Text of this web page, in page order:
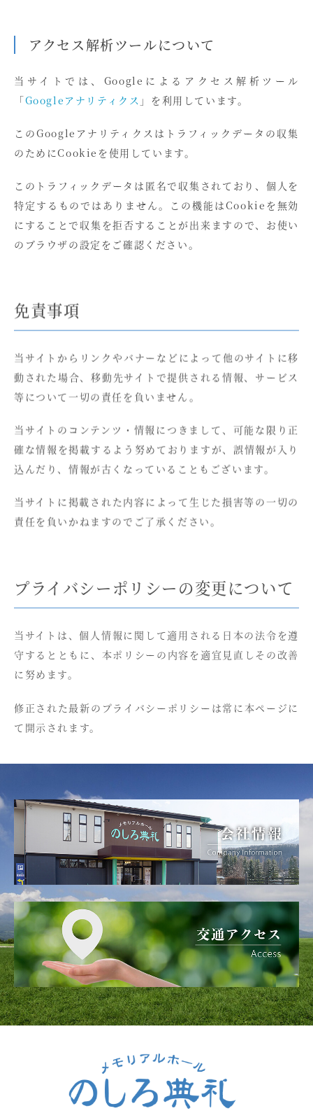
アクセス解析ツールについて
当サイトでは、Googleによるアクセス解析ツール
「Googleアナリティクス 」を利用しています。
このGoogleアナリティクスはトラフィックデータの収集
のためにCookieを使用しています。
このトラフィックデータは匿名で収集されており、個人を
特定するものではありません。この機能はCookieを無効
にすることで収集を拒否することが出来ますので、お使い
のブラウザの設定をご確認ください。
免責事項
当サイトからリンクやバナーなどによって他のサイトに移
動された場合、移動先サイトで提供される情報、サービス
等について一切の責任を負いません。
当サイトのコンテンツ・情報につきまして、可能な限り正
確な情報を掲載するよう努めておりますが、誤情報が入り
込んだり、情報が古くなっていることもございます。
当サイトに掲載された内容によって生じた損害等の一切の
責任を負いかねますのでご了承ください。
プライバシーポリシーの変更について
当サイトは、個人情報に関して適用される日本の法令を遵
守するとともに、本ポリシーの内容を適宜見直しその改善
に努めます。
修正された最新のプライバシーポリシーは常に本ページに
て開示されます。